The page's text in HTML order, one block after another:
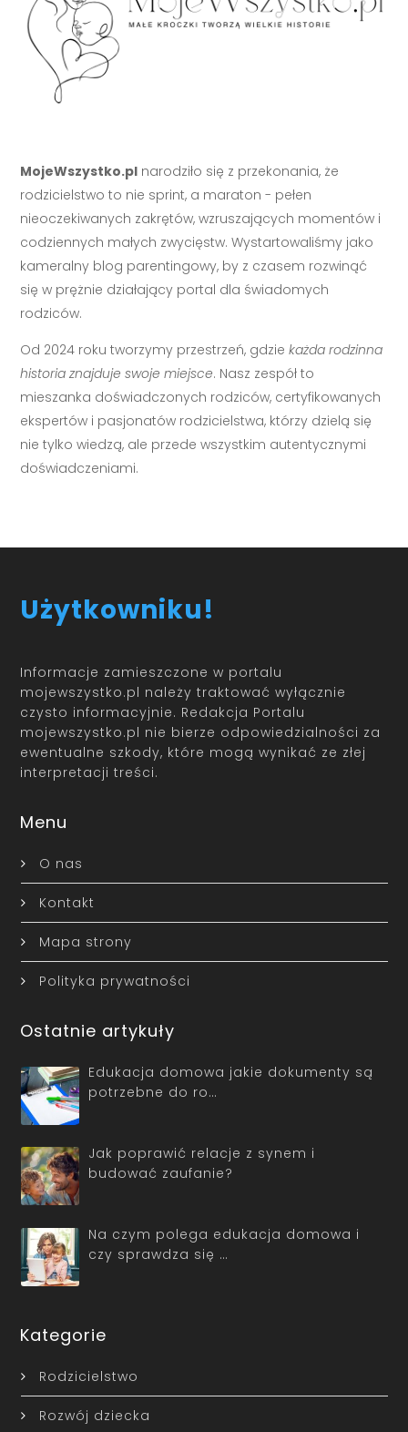
MojeWszystko.pl narodziło się z przekonania, że
rodzicielstwo to nie sprint, a maraton - pełen
nieoczekiwanych zakrętów, wzruszających momentów i
codziennych małych zwycięstw. Wystartowaliśmy jako
kameralny blog parentingowy, by z czasem rozwinąć
się w prężnie działający portal dla świadomych
rodziców.
Od 2024 roku tworzymy przestrzeń, gdziekażda rodzinna
historia znajduje swoje miejsce. Nasz zespół to
mieszanka doświadczonych rodziców, certyfikowanych
ekspertów i pasjonatów rodzicielstwa, którzy dzielą się
nie tylko wiedzą, ale przede wszystkim autentycznymi
doświadczeniami.
Użytkowniku!
Informacje zamieszczone w portalu
mojewszystko.pl należy traktować wyłącznie
czysto informacyjnie. Redakcja Portalu
mojewszystko.pl nie bierze odpowiedzialności za
ewentualne szkody, które mogą wynikać ze złej
interpretacji treści.
Menu
O nas
Kontakt
Mapa strony
Polityka prywatności
Ostatnie artykuły
Edukacja domowa jakie dokumenty są
potrzebne do ro…
Jak poprawić relacje z synem i
budować zaufanie?
Na czym polega edukacja domowa i
czy sprawdza się …
Kategorie
Rodzicielstwo
Rozwój dziecka